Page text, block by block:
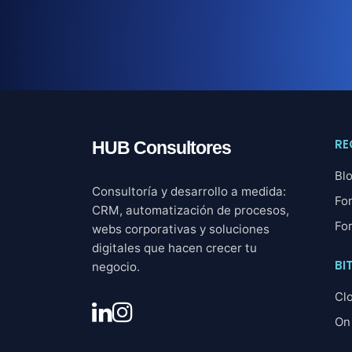
HUB Consultores
Consultoría y desarrollo a medida:
CRM, automatización de procesos,
webs corporativas y soluciones
digitales que hacen crecer tu
negocio.